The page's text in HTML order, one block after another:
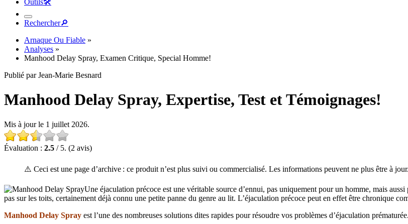
Outils🛠︎
Rechercher🔎︎
Arnaque Ou Fiable »
Analyses »
Manhood Delay Spray, Examen Critique, Special Homme!
Publié par Jean-Marie Besnard
Manhood Delay Spray, Expertise, Test et Témoignages!
Mis à jour le 1 juillet 2026.
Évaluation : 2.5 / 5. (2 avis)
⚠️ Ceci est une page d’archive : ce produit n’est plus suivi ou commercialisé. Les informations peuvent ne plus être à jour.
Une éjaculation précoce est une véritable source d’ennui, pas uniquement pour un homme, mais
pas sur les toits, certainement déjà connu une petite panne du genre au lit. L’éjaculation précoce peut en effet être chronique
Manhood Delay Spray est l’une des nombreuses solutions dites rapides pour résoudre vos problèmes d’éjaculation prématurée.